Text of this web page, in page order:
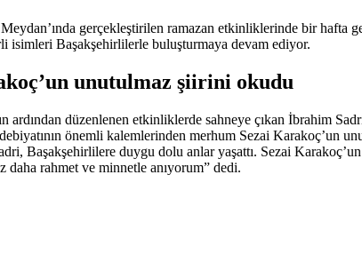
gerçekleştirilen ramazan etkinliklerinde bir hafta
isimleri Başakşehirlilerle buluşturmaya devam ediyor.
unutulmaz şiirini okudu
ardından düzenlenen etkinliklerde sahneye çıkan İbrahim
önemli kalemlerinden merhum Sezai Karakoç’un
Başakşehirlilere duygu dolu anlar yaşattı. Sezai
daha rahmet ve minnetle anıyorum” dedi.